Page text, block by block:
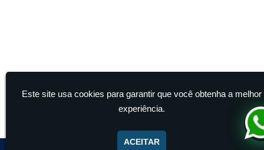
Este site usa cookies para garantir que você obtenha a melhor
experiência.
ACEITAR